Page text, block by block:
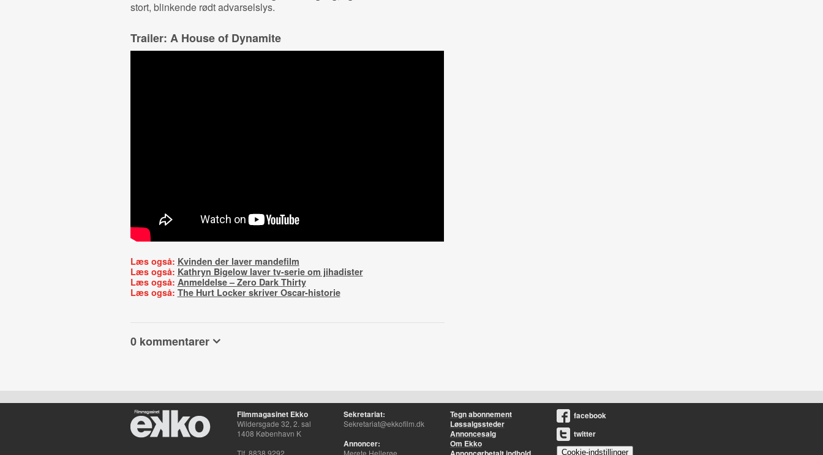
stort, blinkende rødt advarselslys.
Trailer: A House of Dynamite
Læs også: Kvinden der laver mandefilm
Læs også: Kathryn Bigelow laver tv-serie om jihadister
Læs også: Anmeldelse – Zero Dark Thirty
Læs også: The Hurt Locker skriver Oscar-historie
0 kommentarer
Filmmagasinet Ekko
Wildersgade 32, 2. sal
1408 København K
Tlf. 8838 9292
Sekretariat:
Sekretariat@ekkofilm.dk
Annoncer:
Merete Hellerøe
Tegn abonnement
Løssalgssteder
Annoncesalg
Om Ekko
facebook
twitter
Cookie-indstillinger